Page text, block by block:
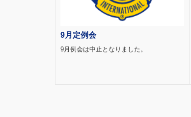
9月定例会
9月例会は中止となりました。